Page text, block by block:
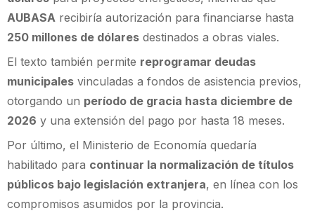
AUBASA recibiría autorización para financiarse hasta
250 millones de dólares destinados a obras viales.
El texto también permite reprogramar deudas
municipales vinculadas a fondos de asistencia previos,
otorgando un período de gracia hasta diciembre de
2026 y una extensión del pago por hasta 18 meses.
Por último, el Ministerio de Economía quedaría
habilitado para continuar la normalización de títulos
públicos bajo legislación extranjera, en línea con los
compromisos asumidos por la provincia.